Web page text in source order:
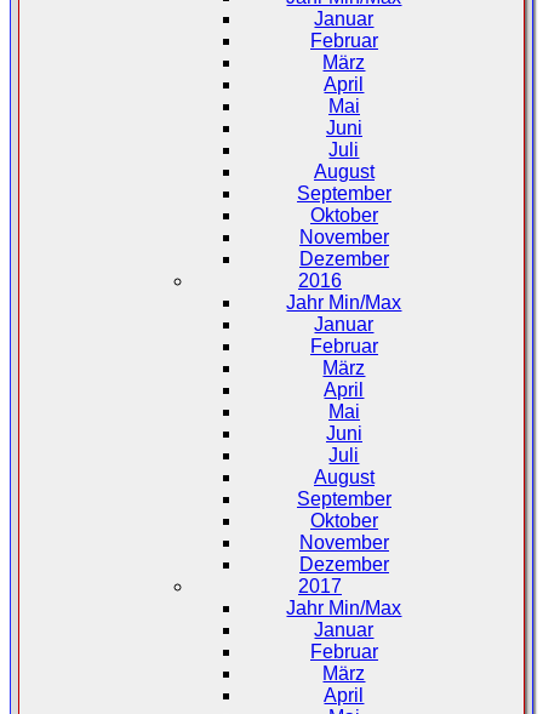
Januar
Februar
März
April
Mai
Juni
Juli
August
September
Oktober
November
Dezember
2016
Jahr Min/Max
Januar
Februar
März
April
Mai
Juni
Juli
August
September
Oktober
November
Dezember
2017
Jahr Min/Max
Januar
Februar
März
April